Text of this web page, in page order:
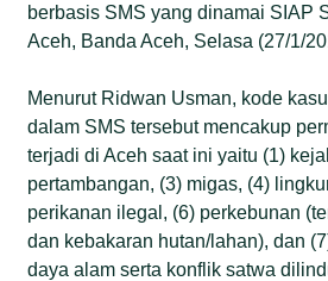
berbasis SMS yang dinamai SIAP
Aceh, Banda Aceh, Selasa (27/1/
Menurut Ridwan Usman, kode
dalam SMS tersebut mencakup
terjadi di Aceh saat ini yaitu (1)
pertambangan, (3) migas, (4)
perikanan ilegal, (6) perkebunan
dan kebakaran hutan/lahan), dan
daya alam serta konflik satwa